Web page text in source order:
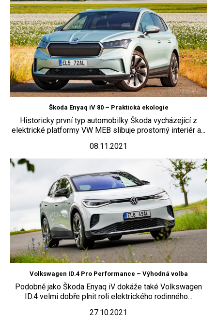
Škoda Enyaq iV 80 – Praktická ekologie
Historicky první typ automobilky Škoda vycházející z
elektrické platformy VW MEB slibuje prostorný interiér a...
08.11.2021
Volkswagen ID.4 Pro Performance – Výhodná volba
Podobně jako Škoda Enyaq iV dokáže také Volkswagen
ID.4 velmi dobře plnit roli elektrického rodinného...
27.10.2021